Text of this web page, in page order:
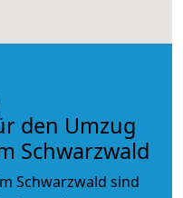
den Umzug
Schwarzwald
Schwarzwald sind